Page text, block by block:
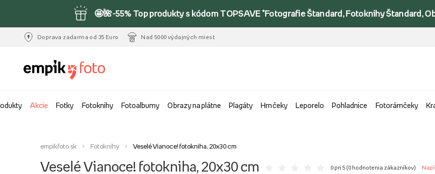
🤩🌺-55% Top produkty s kódom TOPSAVE *Fotografie Štandard, Fotoknihy Štandard,
Doprava zadarma od 35 Euro Nad 5000 výdajných miest
Akcie Fotky Fotoknihy Fotoalbumy Obrazy na plátne Plagáty Hrnčeky Leporelo Pohladnice Fotorámčeky
empikfoto.sk Fotoknihy Veselé Vianoce! fotokniha, 20x30 cm
Veselé Vianoce! fotokniha, 20x30 cm 0 pri 5 (0 hodnotenia zákazníkov)